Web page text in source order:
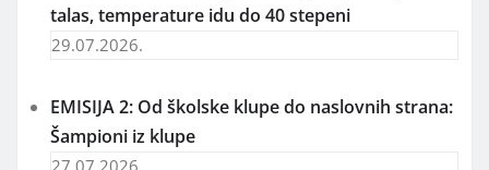
talas, temperature idu do 40 stepeni
29.07.2026.
EMISIJA 2: Od školske klupe do naslovnih strana:
Šampioni iz klupe